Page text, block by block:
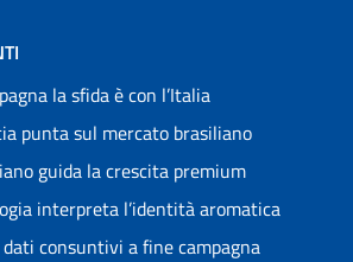
la sfida è con l’Italia
punta sul mercato brasiliano
guida la crescita premium
interpreta l’identità aromatica
consuntivi a fine campagna